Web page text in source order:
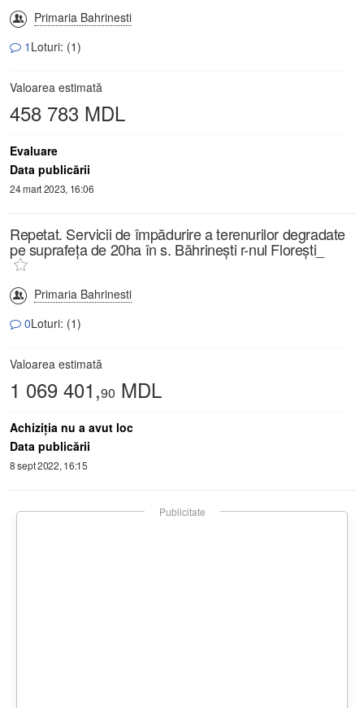
Primaria Bahrinesti
1 Loturi: (1)
Valoarea estimată
458 783 MDL
Evaluare
Data publicării
24 mart 2023, 16:06
Repetat. Servicii de împădurire a terenurilor degradate
pe suprafeța de 20ha în s. Băhrineşti r-nul Floreşti_
Primaria Bahrinesti
0Loturi: (1)
Valoarea estimată
1 069 401,90 MDL
Achiziţia nu a avut loc
Data publicării
8 sept 2022, 16:15
Publicitate